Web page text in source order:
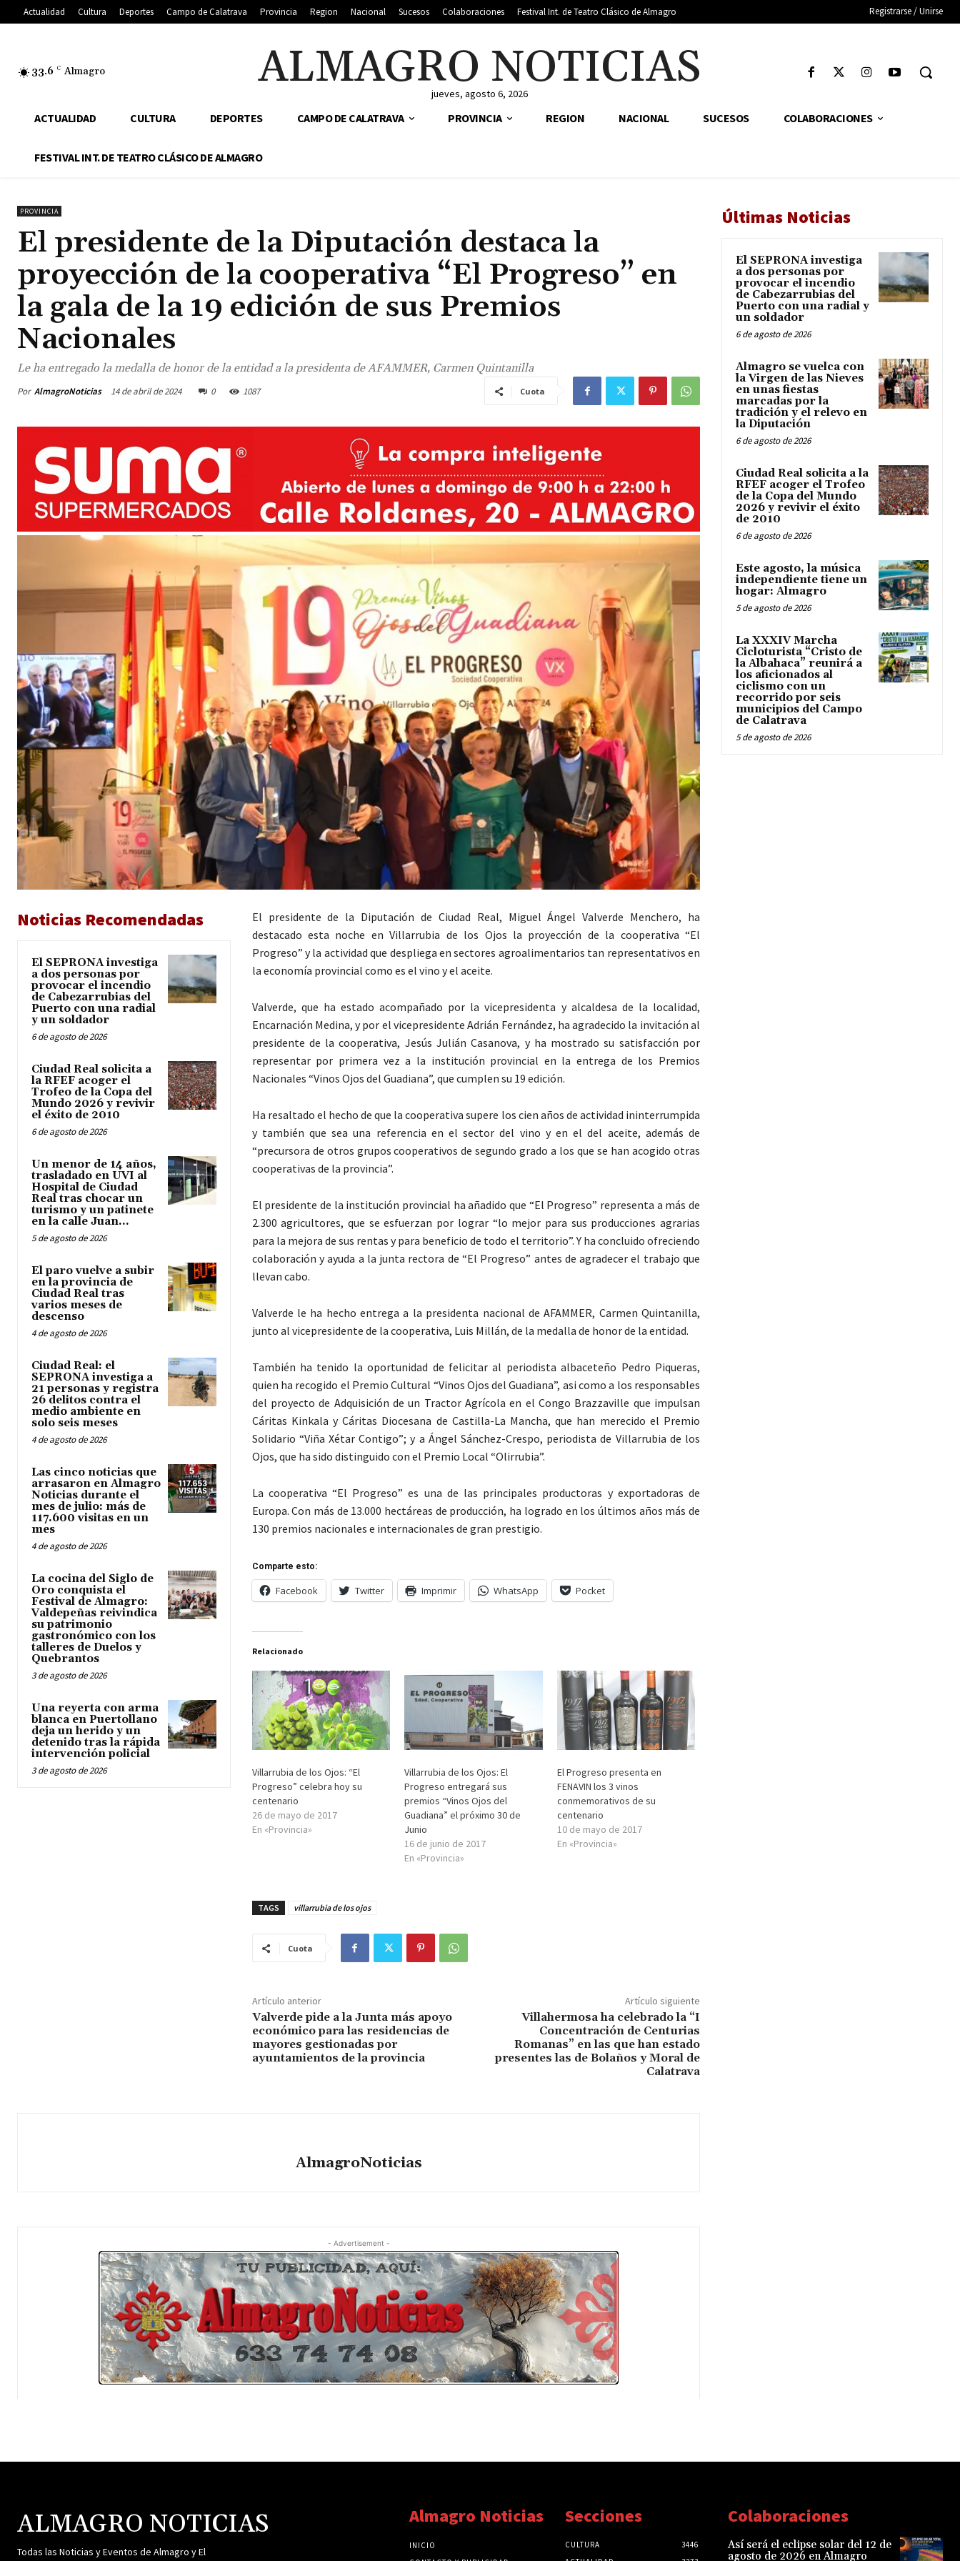
Actualidad Cultura Deportes Campo de Calatrava Provincia Region Nacional Sucesos Colaboraciones Festival Int. de Teatro Clásico de Almagro Registrarse / Unirse
33.6 C Almagro ALMAGRO NOTICIAS
jueves, agosto 6, 2026
ACTUALIDAD CULTURA DEPORTES CAMPO DE CALATRAVA PROVINCIA REGION NACIONAL SUCESOS COLABORACIONES
FESTIVAL INT. DE TEATRO CLÁSICO DE ALMAGRO
PROVINCIA
El presidente de la Diputación destaca la
proyección de la cooperativa “El Progreso” en
la gala de la 19 edición de sus Premios
Nacionales
Le ha entregado la medalla de honor de la entidad a la presidenta de AFAMMER, Carmen Quintanilla
Por AlmagroNoticias 14 de abril de 2024 0 1087 Cuota
Noticias Recomendadas
El SEPRONA investiga
a dos personas por
provocar el incendio
de Cabezarrubias del
Puerto con una radial
y un soldador
6 de agosto de 2026
Ciudad Real solicita a
la RFEF acoger el
Trofeo de la Copa del
Mundo 2026 y revivir
el éxito de 2010
6 de agosto de 2026
Un menor de 14 años,
trasladado en UVI al
Hospital de Ciudad
Real tras chocar un
turismo y un patinete
en la calle Juan...
5 de agosto de 2026
El paro vuelve a subir
en la provincia de
Ciudad Real tras
varios meses de
descenso
4 de agosto de 2026
Ciudad Real: el
SEPRONA investiga a
21 personas y registra
26 delitos contra el
medio ambiente en
solo seis meses
4 de agosto de 2026
Las cinco noticias que
arrasaron en Almagro
Noticias durante el
mes de julio: más de
117.600 visitas en un
mes
4 de agosto de 2026
La cocina del Siglo de
Oro conquista el
Festival de Almagro:
Valdepeñas reivindica
su patrimonio
gastronómico con los
talleres de Duelos y
Quebrantos
3 de agosto de 2026
Una reyerta con arma
blanca en Puertollano
deja un herido y un
detenido tras la rápida
intervención policial
3 de agosto de 2026
El presidente de la Diputación de Ciudad Real, Miguel Ángel Valverde Menchero, ha
destacado esta noche en Villarrubia de los Ojos la proyección de la cooperativa “El
Progreso” y la actividad que despliega en sectores agroalimentarios tan representativos en
la economía provincial como es el vino y el aceite.
Valverde, que ha estado acompañado por la vicepresidenta y alcaldesa de la localidad,
Encarnación Medina, y por el vicepresidente Adrián Fernández, ha agradecido la invitación al
presidente de la cooperativa, Jesús Julián Casanova, y ha mostrado su satisfacción por
representar por primera vez a la institución provincial en la entrega de los Premios
Nacionales “Vinos Ojos del Guadiana”, que cumplen su 19 edición.
Ha resaltado el hecho de que la cooperativa supere los cien años de actividad ininterrumpida
y también que sea una referencia en el sector del vino y en el del aceite, además de
“precursora de otros grupos cooperativos de segundo grado a los que se han acogido otras
cooperativas de la provincia”.
El presidente de la institución provincial ha añadido que “El Progreso” representa a más de
2.300 agricultores, que se esfuerzan por lograr “lo mejor para sus producciones agrarias
para la mejora de sus rentas y para beneficio de todo el territorio”. Y ha concluido ofreciendo
colaboración y ayuda a la junta rectora de “El Progreso” antes de agradecer el trabajo que
llevan cabo.
Valverde le ha hecho entrega a la presidenta nacional de AFAMMER, Carmen Quintanilla,
junto al vicepresidente de la cooperativa, Luis Millán, de la medalla de honor de la entidad.
También ha tenido la oportunidad de felicitar al periodista albaceteño Pedro Piqueras,
quien ha recogido el Premio Cultural “Vinos Ojos del Guadiana”, asi como a los responsables
del proyecto de Adquisición de un Tractor Agrícola en el Congo Brazzaville que impulsan
Cáritas Kinkala y Cáritas Diocesana de Castilla-La Mancha, que han merecido el Premio
Solidario “Viña Xétar Contigo”; y a Ángel Sánchez-Crespo, periodista de Villarrubia de los
Ojos, que ha sido distinguido con el Premio Local “Olirrubia”.
La cooperativa “El Progreso” es una de las principales productoras y exportadoras de
Europa. Con más de 13.000 hectáreas de producción, ha logrado en los últimos años más de
130 premios nacionales e internacionales de gran prestigio.
Comparte esto:
Facebook Twitter Imprimir WhatsApp Pocket
Relacionado
Villarrubia de los Ojos: “El
Progreso” celebra hoy su
centenario
26 de mayo de 2017
En «Provincia»
Villarrubia de los Ojos: El
Progreso entregará sus
premios “Vinos Ojos del
Guadiana” el próximo 30 de
Junio
16 de junio de 2017
En «Provincia»
El Progreso presenta en
FENAVIN los 3 vinos
conmemorativos de su
centenario
10 de mayo de 2017
En «Provincia»
TAGS villarrubia de los ojos
Cuota
Artículo anterior
Valverde pide a la Junta más apoyo
económico para las residencias de
mayores gestionadas por
ayuntamientos de la provincia
Artículo siguiente
Villahermosa ha celebrado la “I
Concentración de Centurias
Romanas” en las que han estado
presentes las de Bolaños y Moral de
Calatrava
AlmagroNoticias
- Advertisement -
Últimas Noticias
El SEPRONA investiga
a dos personas por
provocar el incendio
de Cabezarrubias del
Puerto con una radial y
un soldador
6 de agosto de 2026
Almagro se vuelca con
la Virgen de las Nieves
en unas fiestas
marcadas por la
tradición y el relevo en
la Diputación
6 de agosto de 2026
Ciudad Real solicita a la
RFEF acoger el Trofeo
de la Copa del Mundo
2026 y revivir el éxito
de 2010
6 de agosto de 2026
Este agosto, la música
independiente tiene un
hogar: Almagro
5 de agosto de 2026
La XXXIV Marcha
Cicloturista “Cristo de
la Albahaca” reunirá a
los aficionados al
ciclismo con un
recorrido por seis
municipios del Campo
de Calatrava
5 de agosto de 2026
ALMAGRO NOTICIAS
Todas las Noticias y Eventos de Almagro y El
Almagro Noticias
INICIO
Secciones
CULTURA
3446
Colaboraciones
Así será el eclipse solar del 12 de
agosto de 2026 en Almagro